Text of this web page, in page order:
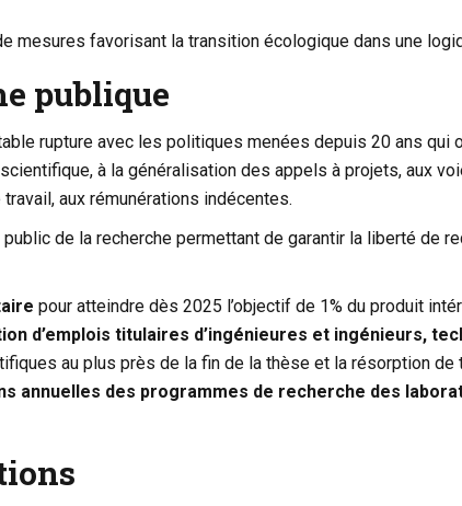
mesures favorisant la transition écologique dans une
publique
rupture avec les politiques menées depuis 20 ans
à la généralisation des appels à projets, aux
aux rémunérations indécentes.
de la recherche permettant de garantir la liberté de
pour atteindre dès 2025 l’objectif de 1% du produit
d’emplois titulaires d’ingénieures et ingénieurs,
au plus près de la fin de la thèse et la résorption
annuelles des programmes de recherche des